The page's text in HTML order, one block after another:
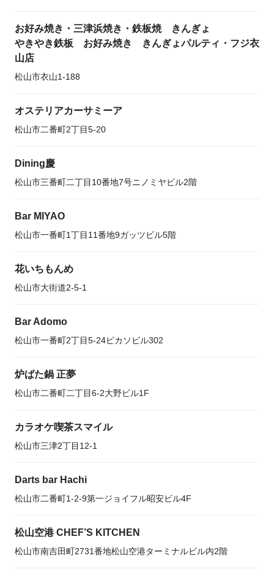
お好み焼き・三津浜焼き・鉄板焼 きんぎょ
やきやき鉄板 お好み焼き きんぎょパルティ・フジ衣
山店
松山市衣山1-188
オステリアカーサミーア
松山市二番町2丁目5-20
Dining慶
松山市三番町二丁目10番地7号ニノミヤビル2階
Bar MIYAO
松山市一番町1丁目11番地9ガッツビル5階
花いちもんめ
松山市大街道2-5-1
Bar Adomo
松山市一番町2丁目5-24ピカソビル302
炉ばた鍋 正夢
松山市二番町二丁目6-2大野ビル1F
カラオケ喫茶スマイル
松山市三津2丁目12-1
Darts bar Hachi
松山市二番町1-2-9第一ジョイフル昭安ビル4F
松山空港 CHEF’S KITCHEN
松山市南吉田町2731番地松山空港ターミナルビル内2階